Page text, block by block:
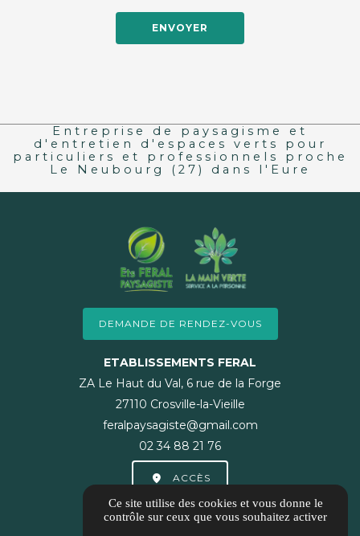
Entreprise de paysagisme et
d'entretien d'espaces verts pour
particuliers et professionnels proche
Le Neubourg (27) dans l'Eure
DEMANDE DE RENDEZ-VOUS
ETABLISSEMENTS FERAL
ZA Le Haut du Val, 6 rue de la Forge
27110 Crosville-la-Vieille
feralpaysagiste@gmail.com
02 34 88 21 76
ACCÈS
Ce site utilise des cookies et vous donne le
contrôle sur ceux que vous souhaitez activer